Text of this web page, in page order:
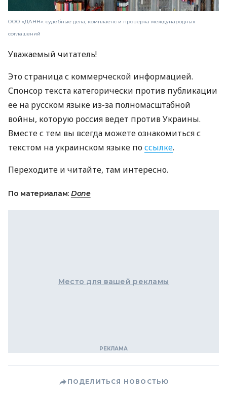
ООО «ДАНН»: судебные дела, комплаенс и проверка международных
соглашений
Уважаемый читатель!
Это страница с коммерческой информацией.
Спонсор текста категорически против публикации
ее на русском языке из-за полномасштабной
войны, которую россия ведет против Украины.
Вместе с тем вы всегда можете ознакомиться с
текстом на украинском языке поссылке.
Переходите и читайте, там интересно.
По материалам: Done
Место для вашей рекламы
ПОДЕЛИТЬСЯ НОВОСТЬЮ